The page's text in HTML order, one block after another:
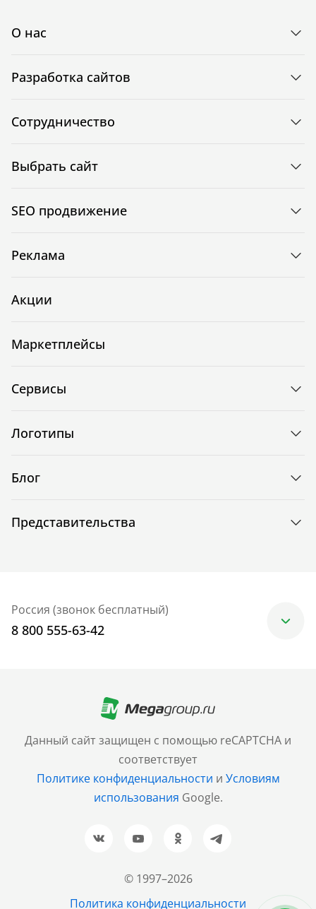
© 1997–2026
Политика конфиденциальности
Данный сайт защищен с помощью reCAPTCHA и
соответствует
Политике конфиденциальности и Условиям
использования Google.
О нас
Разработка сайтов
Сотрудничество
Выбрать сайт
SEO продвижение
Реклама
Акции
Маркетплейсы
Сервисы
Логотипы
Блог
Представительства
Россия (звонок бесплатный)
8 800 555-63-42
+7 (499) 705-30-10
Санкт-Петербург
+7 (812) 600-77-33
Барнаул
+7 (961) 999-93-93
Новосибирск